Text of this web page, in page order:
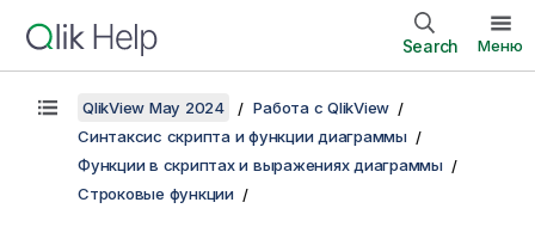
Search Меню
QlikView May 2024
Работа с QlikView
Синтаксис скрипта и функции диаграммы
Функции в скриптах и выражениях диаграммы
Строковые функции